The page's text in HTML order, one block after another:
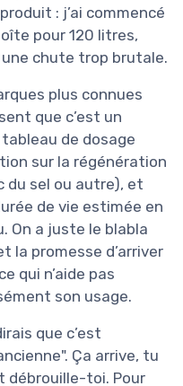
: j’ai commencé
pour 120 litres,
chute trop brutale.
plus connues
que c’est un
de dosage
sur la régénération
du sel ou autre), et
de vie estimée en
On a juste le blabla
la promesse d’arriver
qui n’aide pas
son usage.
que c’est
Ça arrive, tu
débrouille-toi. Pour